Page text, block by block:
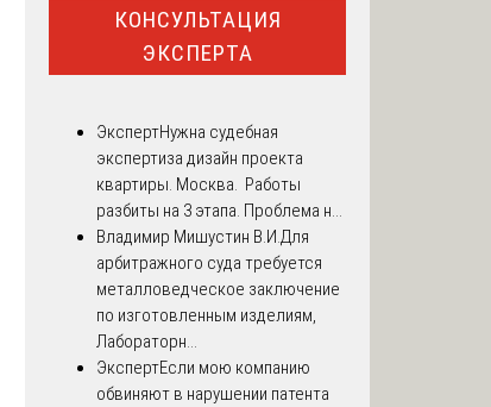
КОНСУЛЬТАЦИЯ
ЭКСПЕРТА
ЭкспертНужна судебная
экспертиза дизайн проекта
квартиры. Москва. Работы
разбиты на 3 этапа. Проблема н...
Владимир Мишустин В.И.Для
арбитражного суда требуется
металловедческое заключение
по изготовленным изделиям,
Лабораторн...
ЭкспертЕсли мою компанию
обвиняют в нарушении патента